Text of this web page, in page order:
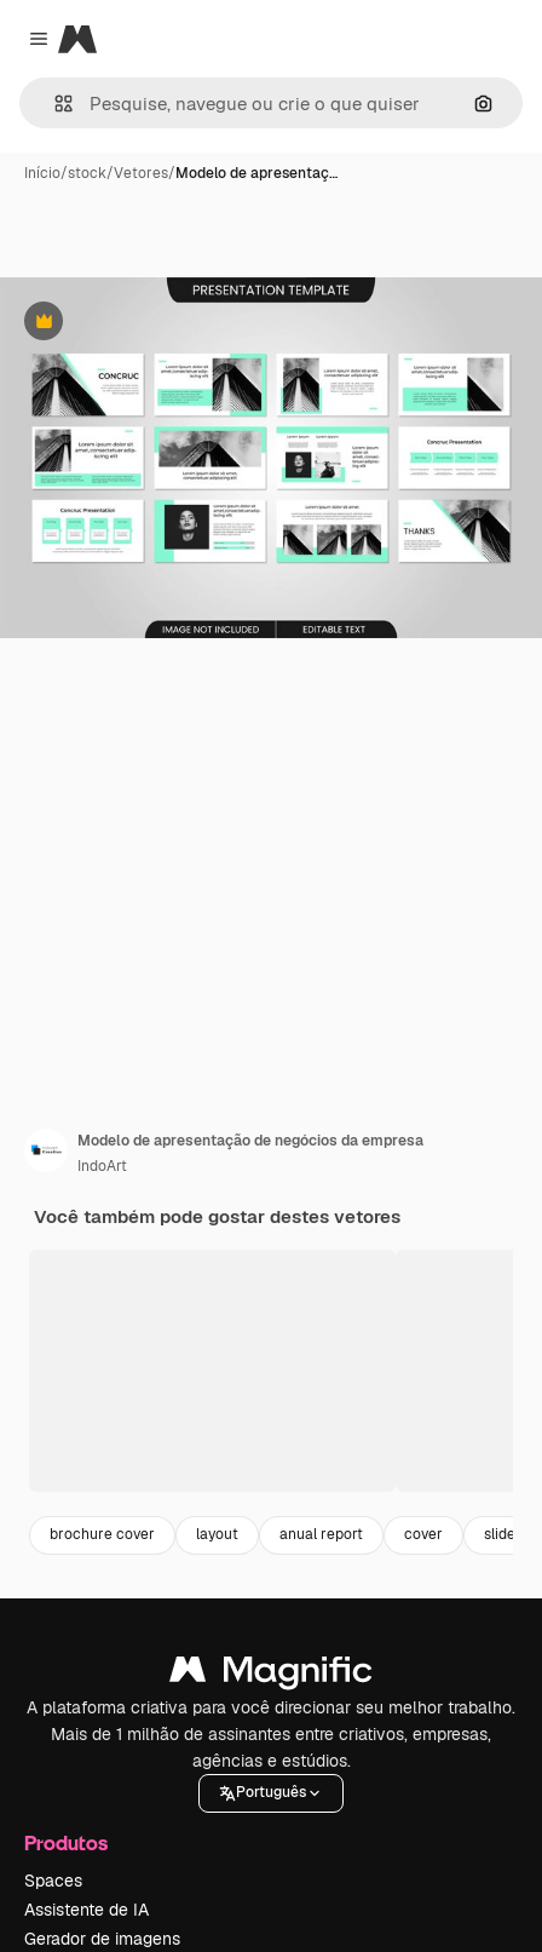
Close menu
Magnific
Início/stock/Vetores/Modelo de apresentaç…
Premium
Modelo de apresentação de negócios da empresa
IndoArt
Você também pode gostar destes vetores
brochure cover layout anual report cover slide
A plataforma criativa para você direcionar seu melhor trabalho.
Mais de 1 milhão de assinantes entre criativos, empresas,
agências e estúdios.
Português
Produtos
Spaces
Assistente de IA
Gerador de imagens